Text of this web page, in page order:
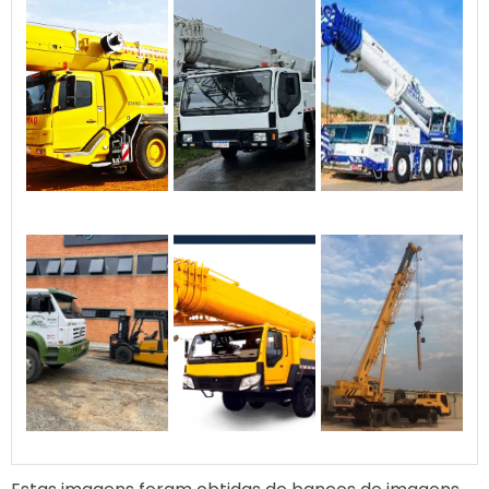
⭐ Nossos diferenciais: ✅ 1.
Frota moderna e bem
equipada Caminhões Munck
revisados regularmente,
com guindastes de diversas
capacidades (de 6T a 18T).
Equipamentos certificados e
em conformidade com as
normas técnicas (INMETRO,
técnica qualificada
Operadores treinados e
habilitados, com experiência
em içamento e transporte
de cargas especiais.
Atendimento especializado
e suporte técnico desde o
planejamento até a
execução do serviço. ✅ 3.
Compromisso com a